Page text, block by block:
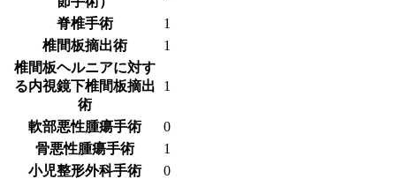
脊椎手術
1
椎間板摘出術
1
椎間板ヘルニアに対す
る内視鏡下椎間板摘出
術
1
軟部悪性腫瘍手術
0
骨悪性腫瘍手術
1
小児整形外科手術
0